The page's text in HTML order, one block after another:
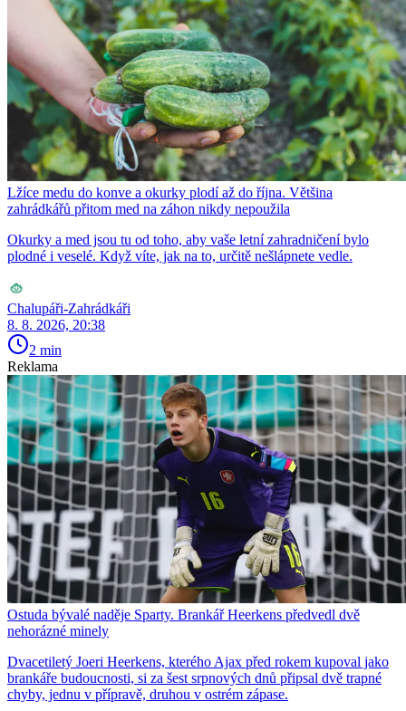
Lžíce medu do konve a okurky plodí až do října. Většina
zahrádkářů přitom med na záhon nikdy nepoužila
Okurky a med jsou tu od toho, aby vaše letní zahradničení bylo
plodné i veselé. Když víte, jak na to, určitě nešlápnete vedle.
Chalupáři-Zahrádkáři
8. 8. 2026, 20:38
2 min
Reklama
Ostuda bývalé naděje Sparty. Brankář Heerkens předvedl dvě
nehorázné minely
Dvacetiletý Joeri Heerkens, kterého Ajax před rokem kupoval jako
brankáře budoucnosti, si za šest srpnových dnů připsal dvě trapné
chyby, jednu v přípravě, druhou v ostrém zápase.